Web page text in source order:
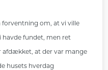
forventning om, at vi ville
havde fundet, men ret
afdækket, at der var mange
husets hverdag